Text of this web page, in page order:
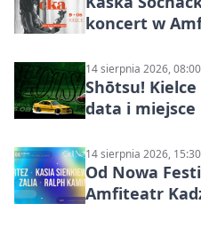
koncert w
14 sierpnia 2026, 08:00
Shōtsu! Kielce
data i miejsce
14 sierpnia 2026, 15:30
Od Nowa
Amfiteatr